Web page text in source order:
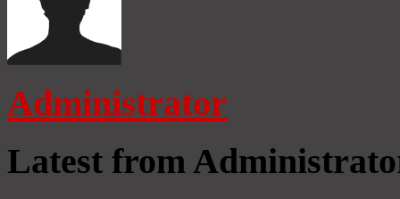
Administrator
Latest from